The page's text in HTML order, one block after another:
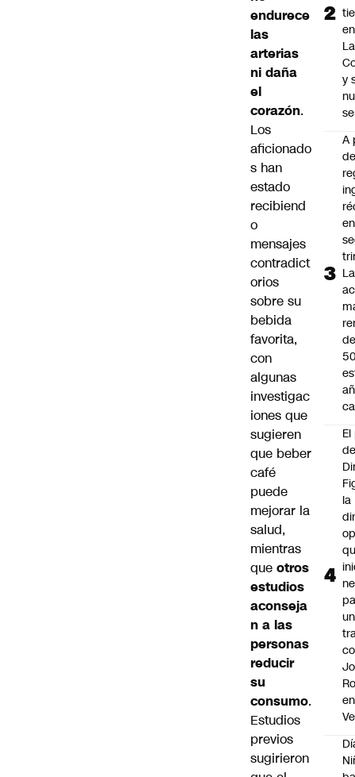
endurece
las
arterias
ni daña
el
corazón.
Los
aficionado
s han
estado
recibiend
o
mensajes
contradict
orios
sobre su
bebida
favorita,
con
algunas
investigac
iones que
sugieren
que beber
café
puede
mejorar la
salud,
mientras
que otros
estudios
aconseja
n a las
personas
reducir
su
consumo.
Estudios
previos
sugirieron
y
A
de
La
de
la
en